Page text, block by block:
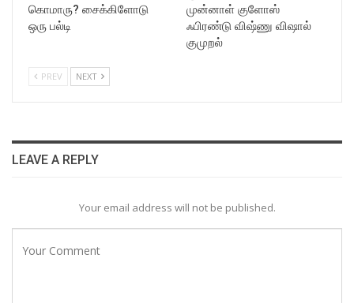
கொமாரு? சைக்கிளோடு
ஒரு பல்டி
முன்னாள் குளோஸ்
ஃபிரண்டு விஷ்ணு விஷால்
குமுறல்
PREV NEXT
LEAVE A REPLY
Your email address will not be published.